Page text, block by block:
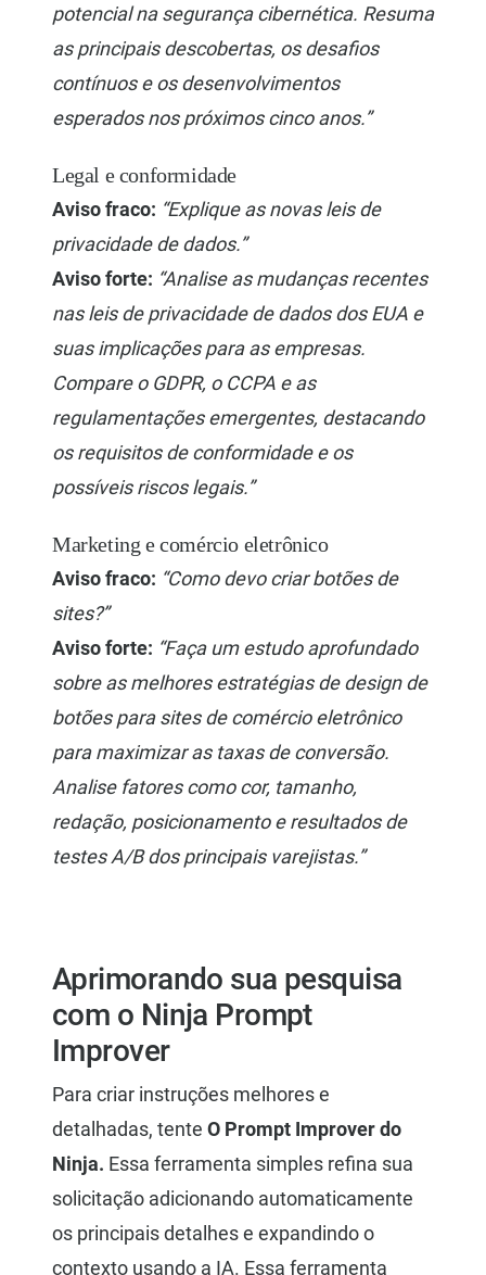
potencial na segurança cibernética. Resuma
as principais descobertas, os desafios
contínuos e os desenvolvimentos
esperados nos próximos cinco anos.”
Legal e conformidade
Aviso fraco: “Explique as novas leis de
privacidade de dados.”
Aviso forte: “Analise as mudanças recentes
nas leis de privacidade de dados dos EUA e
suas implicações para as empresas.
Compare o GDPR, o CCPA e as
regulamentações emergentes, destacando
os requisitos de conformidade e os
possíveis riscos legais.”
Marketing e comércio eletrônico
Aviso fraco: “Como devo criar botões de
sites?”
Aviso forte: “Faça um estudo aprofundado
sobre as melhores estratégias de design de
botões para sites de comércio eletrônico
para maximizar as taxas de conversão.
Analise fatores como cor, tamanho,
redação, posicionamento e resultados de
testes A/B dos principais varejistas.”
Aprimorando sua pesquisa
com o Ninja Prompt
Improver
Para criar instruções melhores e
detalhadas, tente O Prompt Improver do
Ninja. Essa ferramenta simples refina sua
solicitação adicionando automaticamente
os principais detalhes e expandindo o
contexto usando a IA. Essa ferramenta